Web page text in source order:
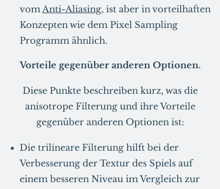
vomAnti-Aliasing, ist aber in vorteilhaften
Konzepten wie dem Pixel Sampling
Programm ähnlich.
Vorteile gegenüber anderen Optionen.
Diese Punkte beschreiben kurz, was die
anisotrope Filterung und ihre Vorteile
gegenüber anderen Optionen ist:
Die trilineare Filterung hilft bei der
Verbesserung der Textur des Spiels auf
einem besseren Niveau im Vergleich zur